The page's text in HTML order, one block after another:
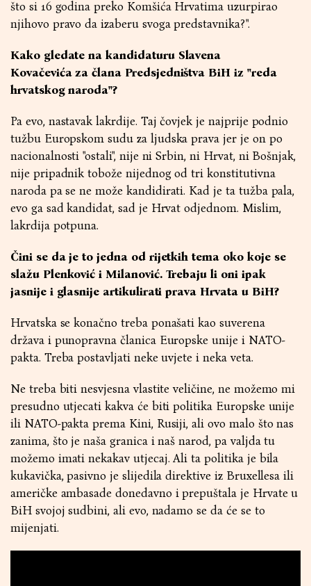
što si 16 godina preko Komšića Hrvatima uzurpirao
njihovo pravo da izaberu svoga predstavnika?".
Kako gledate na kandidaturu Slavena
Kovačevića za člana Predsjedništva BiH iz "reda
hrvatskog naroda"?
Pa evo, nastavak lakrdije. Taj čovjek je najprije podnio
tužbu Europskom sudu za ljudska prava jer je on po
nacionalnosti "ostali", nije ni Srbin, ni Hrvat, ni Bošnjak,
nije pripadnik tobože nijednog od tri konstitutivna
naroda pa se ne može kandidirati. Kad je ta tužba pala,
evo ga sad kandidat, sad je Hrvat odjednom. Mislim,
lakrdija potpuna.
Čini se da je to jedna od rijetkih tema oko koje se
slažu Plenković i Milanović. Trebaju li oni ipak
jasnije i glasnije artikulirati prava Hrvata u BiH?
Hrvatska se konačno treba ponašati kao suverena
država i punopravna članica Europske unije i NATO-
pakta. Treba postavljati neke uvjete i neka veta.
Ne treba biti nesvjesna vlastite veličine, ne možemo mi
presudno utjecati kakva će biti politika Europske unije
ili NATO-pakta prema Kini, Rusiji, ali ovo malo što nas
zanima, što je naša granica i naš narod, pa valjda tu
možemo imati nekakav utjecaj. Ali ta politika je bila
kukavička, pasivno je slijedila direktive iz Bruxellesa ili
američke ambasade donedavno i prepuštala je Hrvate u
BiH svojoj sudbini, ali evo, nadamo se da će se to
mijenjati.